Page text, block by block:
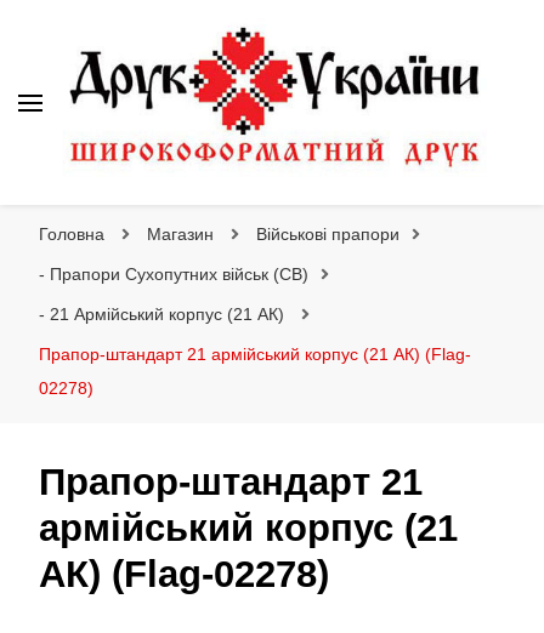
Головна Магазин Військові прапори
- Прапори Сухопутних військ (СВ)
- 21 Армійський корпус (21 АК)
Прапор-штандарт 21 армійський корпус (21 АК) (Flag-
02278)
Прапор-штандарт 21
армійський корпус (21
АК) (Flag-02278)